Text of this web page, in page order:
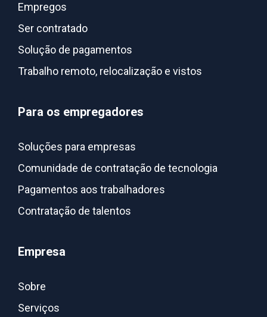
Empregos
Ser contratado
Solução de pagamentos
Trabalho remoto, relocalização e vistos
Para os empregadores
Soluções para empresas
Comunidade de contratação de tecnologia
Pagamentos aos trabalhadores
Contratação de talentos
Empresa
Sobre
Serviços